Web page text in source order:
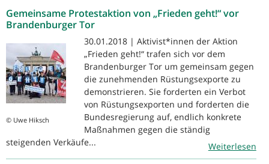
Gemeinsame Protestaktion von „Frieden geht!“ vor
Brandenburger Tor
© Uwe Hiksch
30.01.2018 | Aktivist*innen der Aktion
„Frieden geht!“ trafen sich vor dem
Brandenburger Tor um gemeinsam gegen
die zunehmenden Rüstungsexporte zu
demonstrieren. Sie forderten ein Verbot
von Rüstungsexporten und forderten die
Bundesregierung auf, endlich konkrete
Maßnahmen gegen die ständig
steigenden Verkäufe...
Weiterlesen